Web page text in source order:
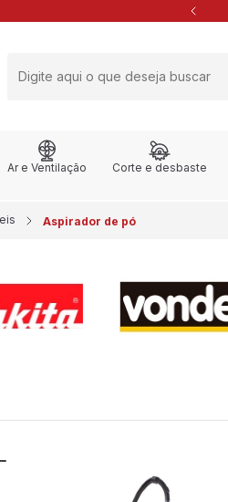
Ar e Ventilação Corte e desbaste
Aspirador de pó